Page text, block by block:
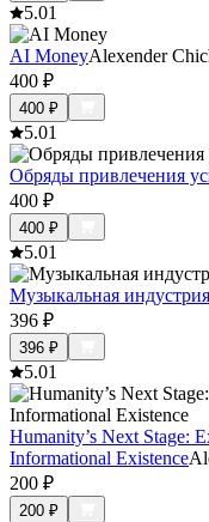
5.01
AI MoneyAlexender
400 ₽
400 ₽
5.01
Обряды привлечения
400 ₽
400 ₽
5.01
Музыкальная индустрия
396 ₽
396 ₽
5.01
Humanity’s Next Stage:
Informational Existence
200 ₽
200 ₽